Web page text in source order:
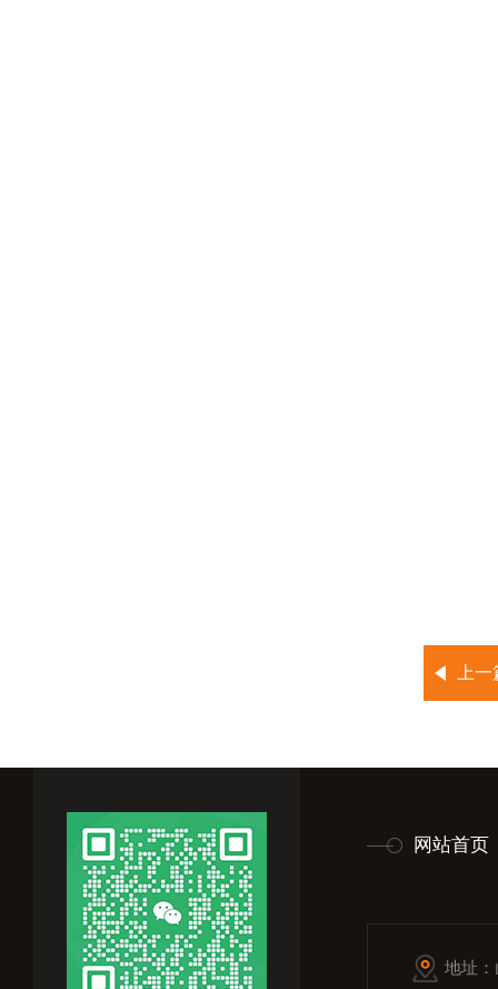
上
网站首页
地址